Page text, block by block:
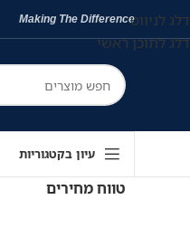
דלג לניווט
דלג לתוכן ראשי
Making The Difference
עיון בקטגוריות
טווח מחירים